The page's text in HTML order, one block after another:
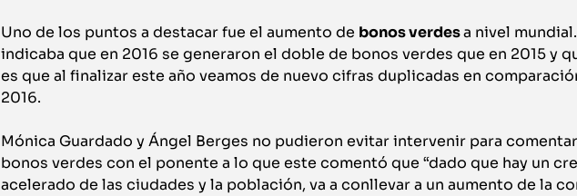
Uno de los puntos a destacar fue el aumento de bonos verdesa nivel
indicaba que en 2016 se generaron el doble de bonos verdes que en 2015 y
es que al finalizar este año veamos de nuevo cifras duplicadas en
2016.
Mónica Guardado y Ángel Berges no pudieron evitar intervenir para
bonos verdes con el ponente a lo que este comentó que “dado que hay un
acelerado de las ciudades y la población, va a conllevar a un aumento de la